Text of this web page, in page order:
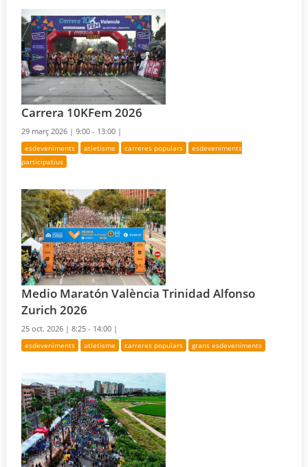
Carrera 10KFem 2026
29 març 2026 |9:00 - 13:00 |
esdeveniments atletisme carreres populars
esdeveniments
participatius
Medio Maratón València Trinidad Alfonso
Zurich 2026
25 oct. 2026 |8:25 - 14:00 |
esdeveniments atletisme carreres populars grans esdeveniments